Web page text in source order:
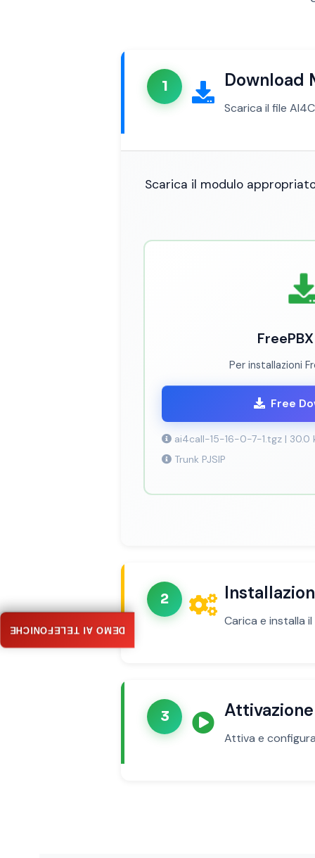
1 Download
Scarica il file
Scarica il modulo
Per installazioni
Free
ai4call-15-16-0-7-1.tgz | 30.0
Trunk PJSIP
2
Carica e installa
3
Attiva e
DEMO AI TELEFONICHE